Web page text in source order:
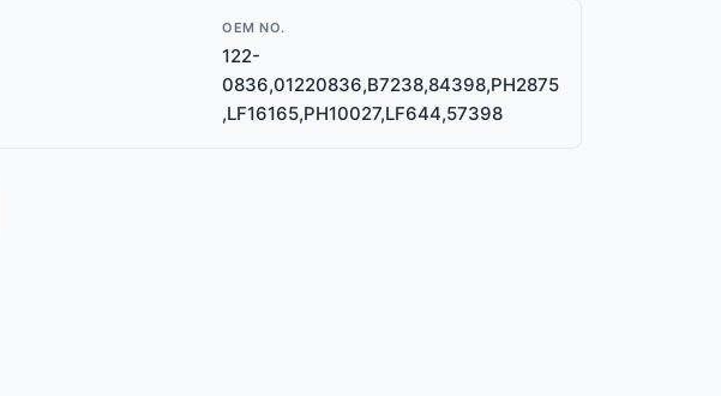
OEM NO.
122-
0836,01220836,B7238,84398,PH2875
,LF16165,PH10027,LF644,57398